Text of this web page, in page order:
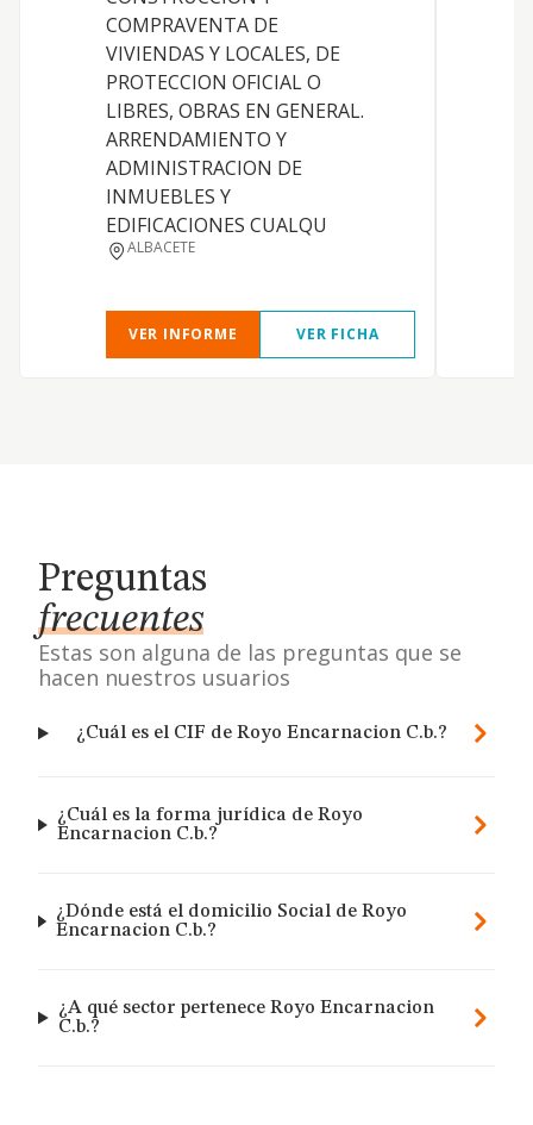
COMPRAVENTA DE
VIVIENDAS Y LOCALES, DE
PROTECCION OFICIAL O
LIBRES, OBRAS EN GENERAL.
ARRENDAMIENTO Y
ADMINISTRACION DE
INMUEBLES Y
EDIFICACIONES CUALQU
ALBACETE
VER INFORME VER FICHA
Preguntas
frecuentes
Estas son alguna de las preguntas que se
hacen nuestros usuarios
¿Cuál es el CIF de Royo Encarnacion C.b.?
¿Cuál es la forma jurídica de Royo
Encarnacion C.b.?
¿Dónde está el domicilio Social de Royo
Encarnacion C.b.?
¿A qué sector pertenece Royo Encarnacion
C.b.?